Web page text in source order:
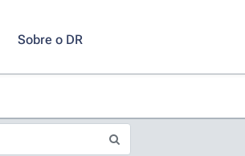
Sobre o DR